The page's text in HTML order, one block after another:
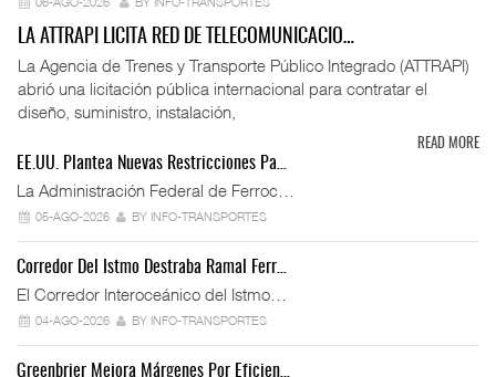
LA ATTRAPI LICITA RED DE TELECOMUNICACIO…
La Agencia de Trenes y Transporte Público Integrado (ATTRAPI)
abrió una licitación pública internacional para contratar el
diseño, suministro, instalación,
READ MORE
EE.UU. Plantea Nuevas Restricciones Pa…
La Administración Federal de Ferroc…
05-AGO-2026 BY INFO-TRANSPORTES
Corredor Del Istmo Destraba Ramal Ferr…
El Corredor Interoceánico del Istmo…
04-AGO-2026 BY INFO-TRANSPORTES
Greenbrier Mejora Márgenes Por Eficien…